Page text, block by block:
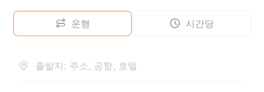
운행 시간당
출발지: 주소, 공항, 호텔